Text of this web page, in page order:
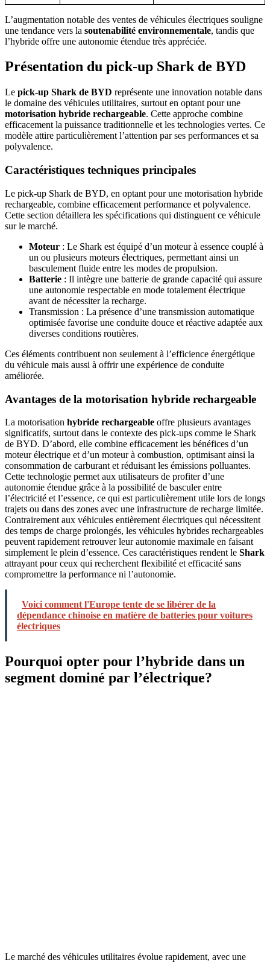
L’augmentation notable des ventes de véhicules électriques souligne
une tendance vers la soutenabilité environnementale, tandis que
l’hybride offre une autonomie étendue très appréciée.
Présentation du pick-up Shark de BYD
Le pick-up Shark de BYD représente une innovation notable dans
le domaine des véhicules utilitaires, surtout en optant pour une
motorisation hybride rechargeable. Cette approche combine
efficacement la puissance traditionnelle et les technologies vertes. Ce
modèle attire particulièrement l’attention par ses performances et sa
polyvalence.
Caractéristiques techniques principales
Le pick-up Shark de BYD, en optant pour une motorisation hybride
rechargeable, combine efficacement performance et polyvalence.
Cette section détaillera les spécifications qui distinguent ce véhicule
sur le marché.
Moteur : Le Shark est équipé d’un moteur à essence couplé à
un ou plusieurs moteurs électriques, permettant ainsi un
basculement fluide entre les modes de propulsion.
Batterie : Il intègre une batterie de grande capacité qui assure
une autonomie respectable en mode totalement électrique
avant de nécessiter la recharge.
Transmission : La présence d’une transmission automatique
optimisée favorise une conduite douce et réactive adaptée aux
diverses conditions routières.
Ces éléments contribuent non seulement à l’efficience énergétique
du véhicule mais aussi à offrir une expérience de conduite
améliorée.
Avantages de la motorisation hybride rechargeable
La motorisation hybride rechargeable offre plusieurs avantages
significatifs, surtout dans le contexte des pick-ups comme le Shark
de BYD. D’abord, elle combine efficacement les bénéfices d’un
moteur électrique et d’un moteur à combustion, optimisant ainsi la
consommation de carburant et réduisant les émissions polluantes.
Cette technologie permet aux utilisateurs de profiter d’une
autonomie étendue grâce à la possibilité de basculer entre
l’électricité et l’essence, ce qui est particulièrement utile lors de longs
trajets ou dans des zones avec une infrastructure de recharge limitée.
Contrairement aux véhicules entièrement électriques qui nécessitent
des temps de charge prolongés, les véhicules hybrides rechargeables
peuvent rapidement retrouver leur autonomie maximale en faisant
simplement le plein d’essence. Ces caractéristiques rendent le Shark
attrayant pour ceux qui recherchent flexibilité et efficacité sans
compromettre la performance ni l’autonomie.
Voici comment l'Europe tente de se libérer de la
dépendance chinoise en matière de batteries pour voitures
électriques
Pourquoi opter pour l’hybride dans un
segment dominé par l’électrique?
Le marché des véhicules utilitaires évolue rapidement, avec une